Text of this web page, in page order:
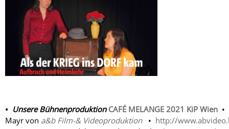
• Unsere Bühnenproduktion CAFÉ MELANGE 2021 KiP Wien •
Mayr von a&b Film-& Videoproduktion• http://